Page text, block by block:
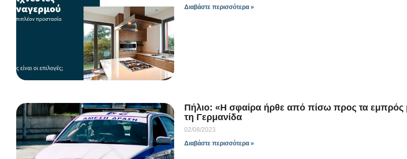
Διαβάστε περισσότερα »
Πήλιο: «Η σφαίρα ήρθε από πίσω προς τα εμπρός
τη Γερμανίδα
02/08/2023
Διαβάστε περισσότερα »